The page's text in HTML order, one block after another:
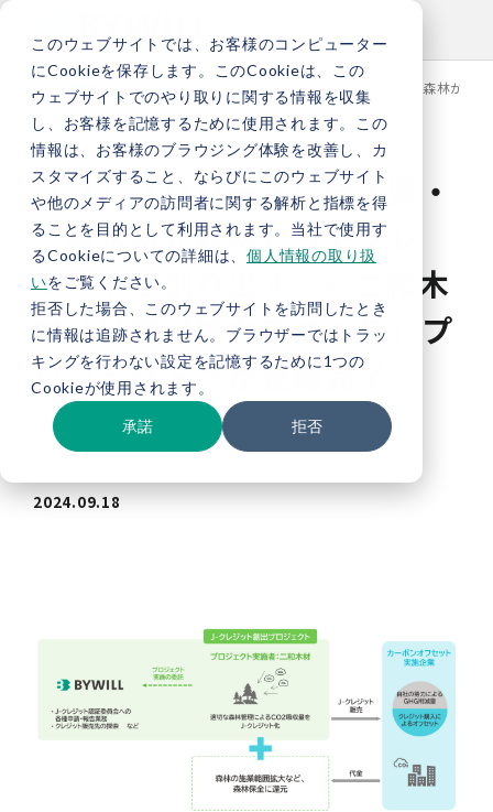
このウェブサイトでは、お客様のコンピューター
にCookieを保存します。このCookieは、この
ウェブサイトでのやり取りに関する情報を収集
し、お客様を記憶するために使用されます。この
情報は、お客様のブラウジング体験を改善し、カ
スタマイズすること、ならびにこのウェブサイト
や他のメディアの訪問者に関する解析と指標を得
ることを目的として利用されます。当社で使用す
るCookieについての詳細は、 個人情報の取り扱
いをご覧ください。
拒否した場合、このウェブサイトを訪問したとき
に情報は追跡されません。ブラウザーではトラッ
キングを行わない設定を記憶するために1つの
Cookieが使用されます。
承諾 拒否
TOP 新着情報 【プレスリリース】岩手県・二和木材が森林か
【プレスリリース】岩手県・
二和木材が森林からJ-クレ
ジットを創り出す。＜二和木
材「持続可能な森づくり」プ
ロジェクト＞が登録完了
お知らせ プレスリリース
2024.09.18